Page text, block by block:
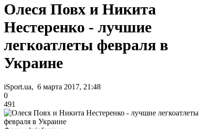
Олеся Повх и Никита
Нестеренко - лучшие
легкоатлеты февраля в
Украине
iSport.ua, 6 марта 2017, 21:48
0
491